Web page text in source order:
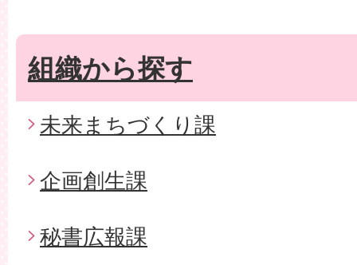
組織から探す
未来まちづくり課
企画創生課
秘書広報課